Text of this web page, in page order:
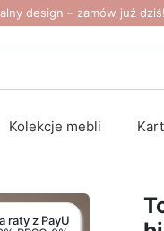
design – zamów już dziś!
Kolekcje mebli
raty z PayU